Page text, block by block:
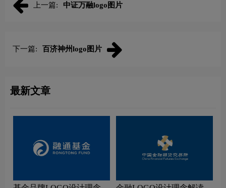
上一篇: 中证万融logo图片
下一篇: 百济神州logo图片
最新文章